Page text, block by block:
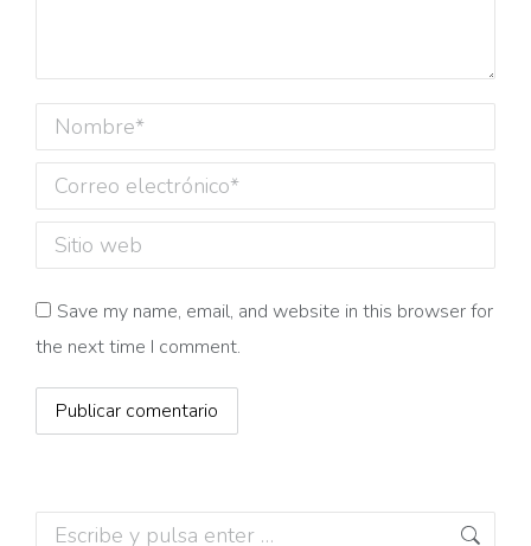
Nombre *
Correo electrónico *
Sitio web
Save my name, email, and website in this browser for
the next time I comment.
Publicar comentario
Buscar: